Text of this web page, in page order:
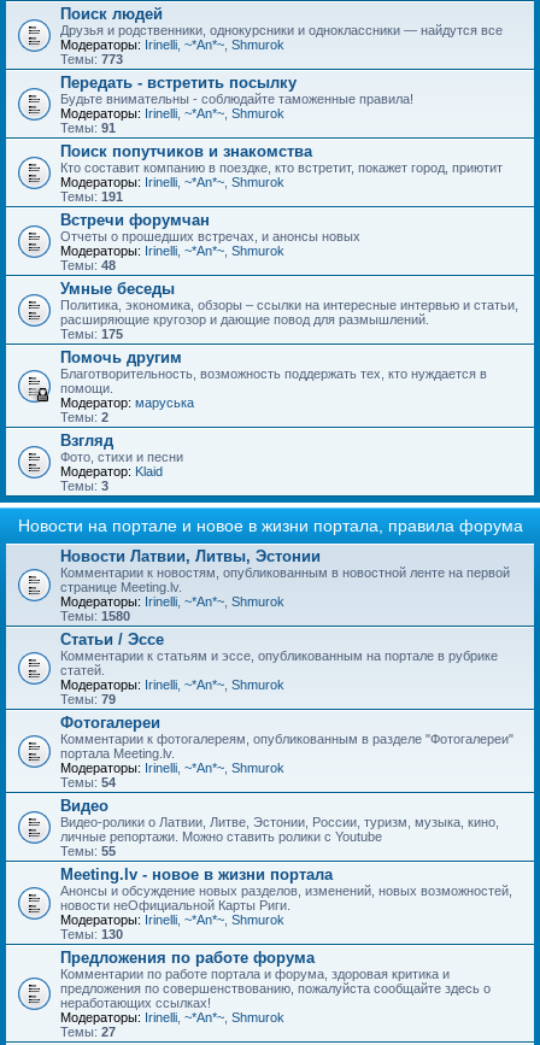
Поиск людей
Друзья и родственники, однокурсники и одноклассники — найдутся все
Модераторы: Irinelli ~*An*~ Shmurok
Темы: 773
Передать - встретить посылку
Будьте внимательны - соблюдайте таможенные правила!
Модераторы: Irinelli ~*An*~ Shmurok
Темы: 91
Поиск попутчиков и знакомства
Кто составит компанию в поездке, кто встретит, покажет город, приютит
Модераторы: Irinelli ~*An*~ Shmurok
Темы: 191
Встречи форумчан
Отчеты о прошедших встречах, и анонсы новых
Модераторы: Irinelli ~*An*~ Shmurok
Темы: 48
Умные беседы
Политика, экономика, обзоры – ссылки на интересные интервью и статьи,
расширяющие кругозор и дающие повод для размышлений.
Темы: 175
Помочь другим
Благотворительность, возможность поддержать тех, кто нуждается в
помощи.
Модератор: маруська
Темы: 2
Взгляд
Фото, стихи и песни
Модератор: Klaid
Темы: 3
Новости на портале и новое в жизни портала, правила форума
Новости Латвии, Литвы, Эстонии
Комментарии к новостям, опубликованным в новостной ленте на первой
странице Meeting.lv.
Модераторы: Irinelli ~*An*~ Shmurok
Темы: 1580
Статьи / Эссе
Комментарии к статьям и эссе, опубликованным на портале в рубрике
статей.
Модераторы: Irinelli ~*An*~ Shmurok
Темы: 79
Фотогалереи
Комментарии к фотогалереям, опубликованным в разделе "Фотогалереи"
портала Meeting.lv.
Модераторы: Irinelli ~*An*~ Shmurok
Темы: 54
Видео
Видео-ролики о Латвии, Литве, Эстонии, России, туризм, музыка, кино,
личные репортажи. Можно ставить ролики с Youtube
Темы: 55
Meeting.lv - новое в жизни портала
Анонсы и обсуждение новых разделов, изменений, новых возможностей,
новости неОфициальной Карты Риги.
Модераторы: Irinelli ~*An*~ Shmurok
Темы: 130
Предложения по работе форума
Комментарии по работе портала и форума, здоровая критика и
предложения по совершенствованию, пожалуйста сообщайте здесь о
неработающих ссылках!
Модераторы: Irinelli ~*An*~ Shmurok
Темы: 27